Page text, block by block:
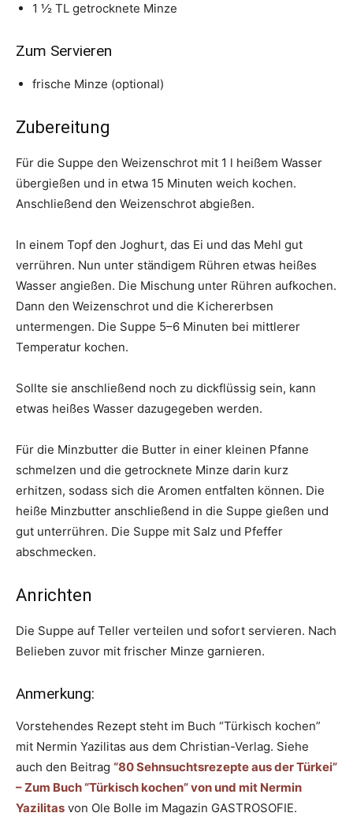
1 ½ TL getrocknete Minze
Zum Servieren
frische Minze (optional)
Zubereitung
Für die Suppe den Weizenschrot mit 1 l heißem Wasser
übergießen und in etwa 15 Minuten weich kochen.
Anschließend den Weizenschrot abgießen.
In einem Topf den Joghurt, das Ei und das Mehl gut
verrühren. Nun unter ständigem Rühren etwas heißes
Wasser angießen. Die Mischung unter Rühren aufkochen.
Dann den Weizenschrot und die Kichererbsen
untermengen. Die Suppe 5–6 Minuten bei mittlerer
Temperatur kochen.
Sollte sie anschließend noch zu dickflüssig sein, kann
etwas heißes Wasser dazugegeben werden.
Für die Minzbutter die Butter in einer kleinen Pfanne
schmelzen und die getrocknete Minze darin kurz
erhitzen, sodass sich die Aromen entfalten können. Die
heiße Minzbutter anschließend in die Suppe gießen und
gut unterrühren. Die Suppe mit Salz und Pfeffer
abschmecken.
Anrichten
Die Suppe auf Teller verteilen und sofort servieren. Nach
Belieben zuvor mit frischer Minze garnieren.
Anmerkung:
Vorstehendes Rezept steht im Buch “Türkisch kochen”
mit Nermin Yazilitas aus dem Christian-Verlag. Siehe
auch den Beitrag “80 Sehnsuchtsrezepte aus der Türkei”
– Zum Buch “Türkisch kochen” von und mit Nermin
Yazilitas von Ole Bolle im Magazin GASTROSOFIE.